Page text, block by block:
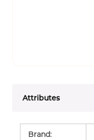
Attributes
Brand: